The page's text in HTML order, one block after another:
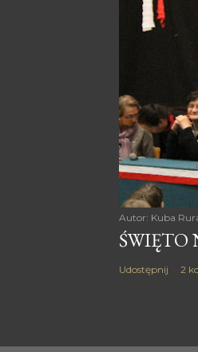
Autor: Kuba
ŚWIĘTO
Udostępnij 2